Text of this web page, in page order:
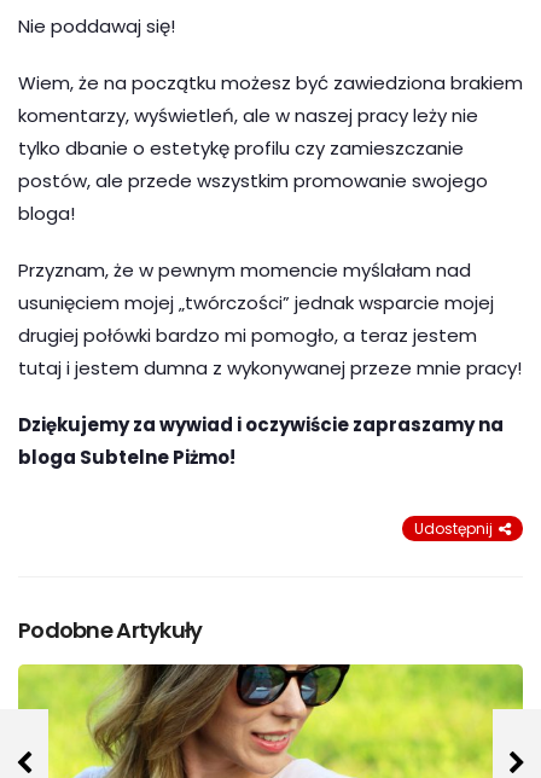
Nie poddawaj się!
Wiem, że na początku możesz być zawiedziona brakiem
komentarzy, wyświetleń, ale w naszej pracy leży nie
tylko dbanie o estetykę profilu czy zamieszczanie
postów, ale przede wszystkim promowanie swojego
bloga!
Przyznam, że w pewnym momencie myślałam nad
usunięciem mojej „twórczości” jednak wsparcie mojej
drugiej połówki bardzo mi pomogło, a teraz jestem
tutaj i jestem dumna z wykonywanej przeze mnie pracy!
Dziękujemy za wywiad i oczywiście zapraszamy na
bloga Subtelne Piżmo!
Udostępnij
Podobne Artykuły